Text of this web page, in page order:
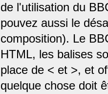
de l'utilisation du
pouvez aussi le
composition). Le
HTML, les balises
place de < et >, et
quelque chose doit